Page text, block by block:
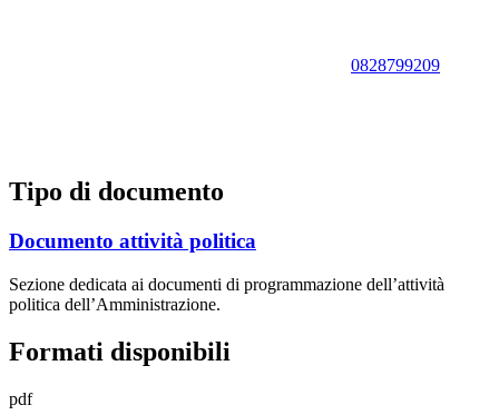
0828799209
Tipo di documento
Documento attività politica
Sezione dedicata ai documenti di programmazione dell’attività
politica dell’Amministrazione.
Formati disponibili
pdf